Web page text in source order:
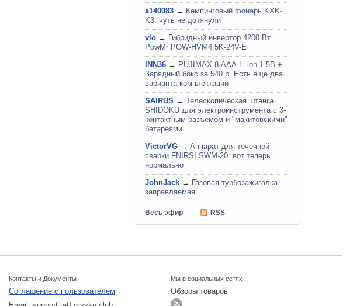
a140083 → Кемпинговый фонарь KXK-
K3: чуть не дотянули
vlo → Гибридный инвертор 4200 Вт
PowMr POW-HVM4.5K-24V-E
INN36 → PUJIMAX 8 ААА Li-ion 1.5В +
Зарядный бокс за 540 р. Есть еще два
варианта комплектации
SAIRUS → Телескопическая штанга
SHIDOKU для электроинструмента с 3-
контактным разъемом и "макитовскими"
батареями
VictorVG → Аппарат для точечной
сварки FNIRSI SWM-20: вот теперь
нормально
JohnJack → Газовая турбозажигалка
заправляемая
Весь эфир RSS
Контакты и Документы
Соглашение с пользователем
Мы в социальных сетях
Обзоры товаров